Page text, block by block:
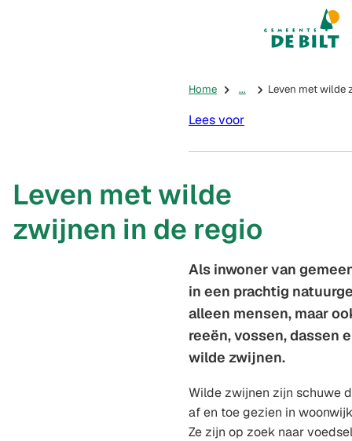
Mijn De Bilt
(Verwijst
Home ... Leven met wilde
Lees voor
Leven met wilde
zwijnen in de regio
Als inwoner van
in een prachtig
alleen mensen, maar
reeën, vossen, dassen
wilde zwijnen.
Wilde zwijnen zijn schuwe
af en toe gezien in
Ze zijn op zoek naar